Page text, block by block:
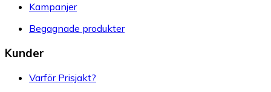
Kampanjer
Begagnade produkter
Kunder
Varför Prisjakt?